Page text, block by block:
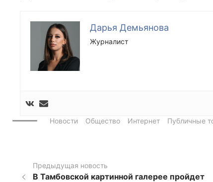
Дарья Демьянова
Журналист
Новости Общество Интернет Публичные
Предыдущая новость
В Тамбовской картинной галерее пройдет